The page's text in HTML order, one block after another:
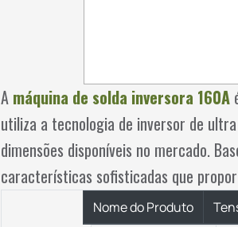
A máquina de solda inversora 160A
utiliza a tecnologia de inversor de
dimensões disponíveis no mercado.
características sofisticadas que
Nome do Produto